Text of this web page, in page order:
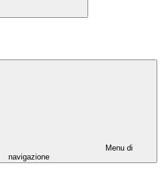
Menu di
navigazione